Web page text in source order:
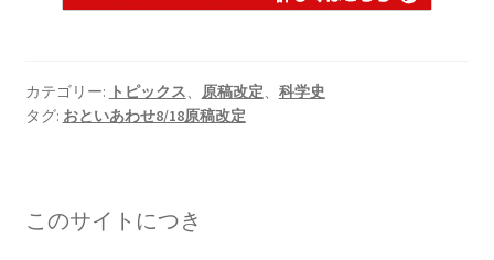
D・J・ボーム
_【マンハッタン計画に参画しボーム解釈を提唱】
カテゴリー: トピックス、 原稿改定、 科学史
タグ: おといあわせ8/18原稿改定
このサイトにつき